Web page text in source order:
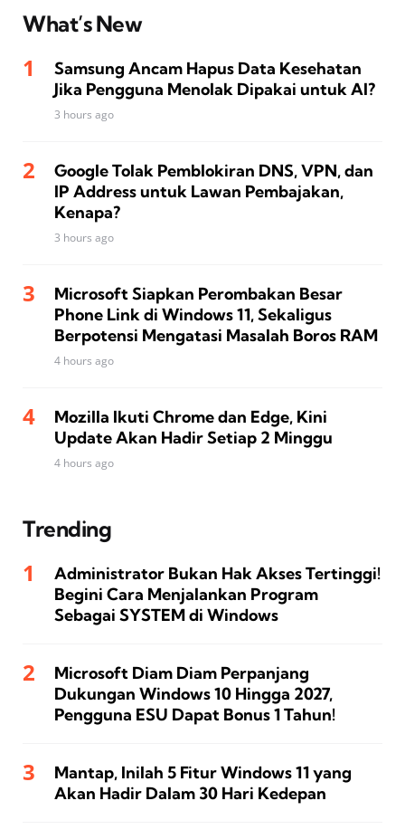
What’s New
Samsung Ancam Hapus Data Kesehatan
Jika Pengguna Menolak Dipakai untuk AI?
3 hours ago
Google Tolak Pemblokiran DNS, VPN, dan
IP Address untuk Lawan Pembajakan,
Kenapa?
3 hours ago
Microsoft Siapkan Perombakan Besar
Phone Link di Windows 11, Sekaligus
Berpotensi Mengatasi Masalah Boros RAM
4 hours ago
Mozilla Ikuti Chrome dan Edge, Kini
Update Akan Hadir Setiap 2 Minggu
4 hours ago
Trending
Administrator Bukan Hak Akses Tertinggi!
Begini Cara Menjalankan Program
Sebagai SYSTEM di Windows
Microsoft Diam Diam Perpanjang
Dukungan Windows 10 Hingga 2027,
Pengguna ESU Dapat Bonus 1 Tahun!
Mantap, Inilah 5 Fitur Windows 11 yang
Akan Hadir Dalam 30 Hari Kedepan